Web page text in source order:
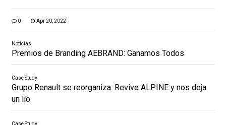
0 Apr 20, 2022
Noticias
Premios de Branding AEBRAND: Ganamos Todos
Case Study
Grupo Renault se reorganiza: Revive ALPINE y nos deja
un lío
Case Study